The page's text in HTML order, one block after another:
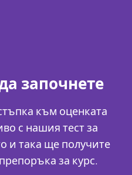
започнете
към оценката
с нашия тест за
и така ще получите
за курс.